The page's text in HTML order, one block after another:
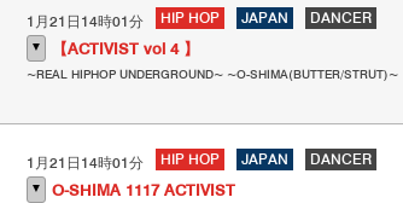
1月21日14時01分 HIP HOP JAPAN DANCER
▼ 【ACTIVIST vol 4 】
~REAL HIPHOP UNDERGROUND~ ~O-SHIMA(BUTTER/STRUT)~
1月21日14時01分 HIP HOP JAPAN DANCER
▼ O-SHIMA 1117 ACTIVIST